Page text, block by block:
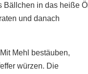
Bällchen in das heiße Öl
und danach
Mehl bestäuben,
würzen. Die